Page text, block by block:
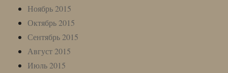
Ноябрь 2015
Октябрь 2015
Сентябрь 2015
Август 2015
Июль 2015